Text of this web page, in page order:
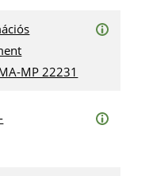
MP 22231